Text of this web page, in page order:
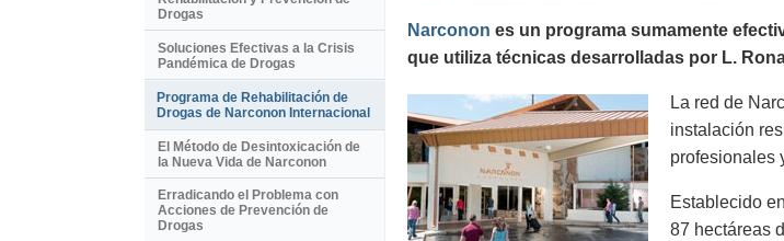
Narconon es un programa sumamente
que utiliza técnicas desarrolladas por L.
La red de
instalación
profesionales
Establecido
87 hectáreas
Drogas
Soluciones Efectivas a la Crisis
Pandémica de Drogas
Programa de Rehabilitación de
Drogas de Narconon Internacional
El Método de Desintoxicación de
la Nueva Vida de Narconon
Erradicando el Problema con
Acciones de Prevención de
Drogas